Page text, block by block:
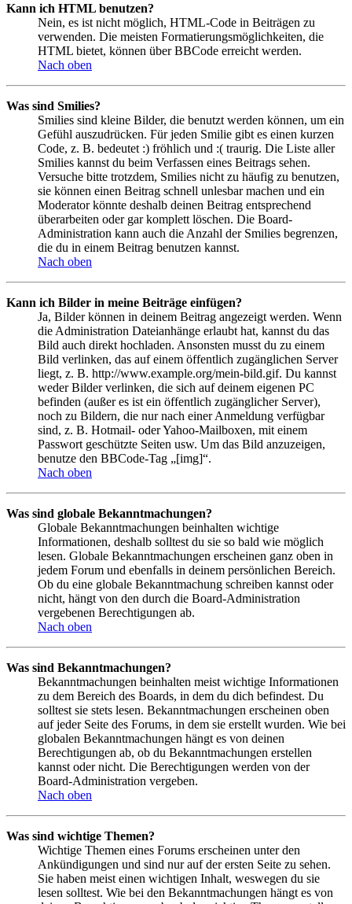
Kann ich HTML benutzen?
Nein, es ist nicht möglich, HTML-Code in Beiträgen zu
verwenden. Die meisten Formatierungsmöglichkeiten, die
HTML bietet, können über BBCode erreicht werden.
Nach oben
Was sind Smilies?
Smilies sind kleine Bilder, die benutzt werden können, um ein
Gefühl auszudrücken. Für jeden Smilie gibt es einen kurzen
Code, z. B. bedeutet :) fröhlich und :( traurig. Die Liste aller
Smilies kannst du beim Verfassen eines Beitrags sehen.
Versuche bitte trotzdem, Smilies nicht zu häufig zu benutzen,
sie können einen Beitrag schnell unlesbar machen und ein
Moderator könnte deshalb deinen Beitrag entsprechend
überarbeiten oder gar komplett löschen. Die Board-
Administration kann auch die Anzahl der Smilies begrenzen,
die du in einem Beitrag benutzen kannst.
Nach oben
Kann ich Bilder in meine Beiträge einfügen?
Ja, Bilder können in deinem Beitrag angezeigt werden. Wenn
die Administration Dateianhänge erlaubt hat, kannst du das
Bild auch direkt hochladen. Ansonsten musst du zu einem
Bild verlinken, das auf einem öffentlich zugänglichen Server
liegt, z. B. http://www.example.org/mein-bild.gif. Du kannst
weder Bilder verlinken, die sich auf deinem eigenen PC
befinden (außer es ist ein öffentlich zugänglicher Server),
noch zu Bildern, die nur nach einer Anmeldung verfügbar
sind, z. B. Hotmail- oder Yahoo-Mailboxen, mit einem
Passwort geschützte Seiten usw. Um das Bild anzuzeigen,
benutze den BBCode-Tag „[img]“.
Nach oben
Was sind globale Bekanntmachungen?
Globale Bekanntmachungen beinhalten wichtige
Informationen, deshalb solltest du sie so bald wie möglich
lesen. Globale Bekanntmachungen erscheinen ganz oben in
jedem Forum und ebenfalls in deinem persönlichen Bereich.
Ob du eine globale Bekanntmachung schreiben kannst oder
nicht, hängt von den durch die Board-Administration
vergebenen Berechtigungen ab.
Nach oben
Was sind Bekanntmachungen?
Bekanntmachungen beinhalten meist wichtige Informationen
zu dem Bereich des Boards, in dem du dich befindest. Du
solltest sie stets lesen. Bekanntmachungen erscheinen oben
auf jeder Seite des Forums, in dem sie erstellt wurden. Wie bei
globalen Bekanntmachungen hängt es von deinen
Berechtigungen ab, ob du Bekanntmachungen erstellen
kannst oder nicht. Die Berechtigungen werden von der
Board-Administration vergeben.
Nach oben
Was sind wichtige Themen?
Wichtige Themen eines Forums erscheinen unter den
Ankündigungen und sind nur auf der ersten Seite zu sehen.
Sie haben meist einen wichtigen Inhalt, weswegen du sie
lesen solltest. Wie bei den Bekanntmachungen hängt es von